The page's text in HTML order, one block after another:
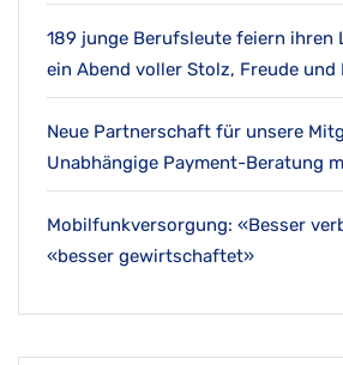
189 junge Berufsleute feiern ihren
ein Abend voller Stolz, Freude und
Neue Partnerschaft für unsere
Unabhängige Payment-Beratung
Mobilfunkversorgung: «Besser
«besser gewirtschaftet»